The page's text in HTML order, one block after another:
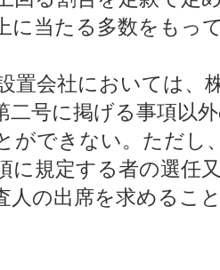
に当たる多数をもっ
会社においては、
二号に掲げる事項以
ができない。ただし
に規定する者の選任
人の出席を求めるこ